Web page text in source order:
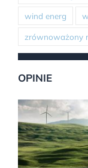
wind energ
zrównoważony
OPINIE